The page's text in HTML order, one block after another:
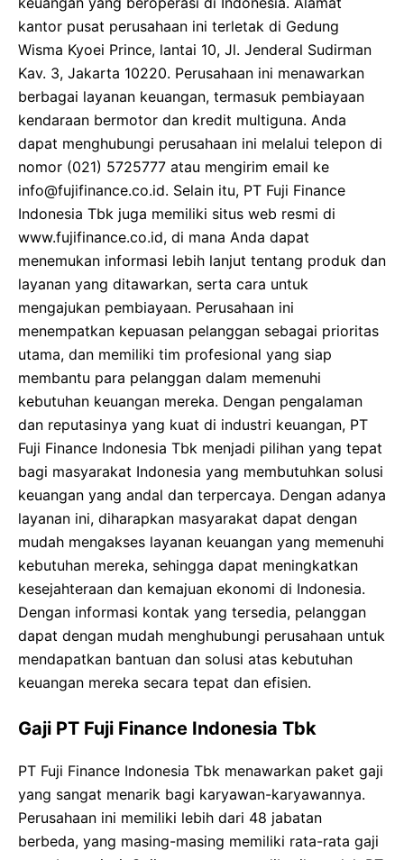
kantor pusat perusahaan ini terletak di Gedung
Wisma Kyoei Prince, lantai 10, Jl. Jenderal Sudirman
Kav. 3, Jakarta 10220. Perusahaan ini menawarkan
berbagai layanan keuangan, termasuk pembiayaan
kendaraan bermotor dan kredit multiguna. Anda
dapat menghubungi perusahaan ini melalui telepon di
nomor (021) 5725777 atau mengirim email ke
info@fujifinance.co.id. Selain itu, PT Fuji Finance
Indonesia Tbk juga memiliki situs web resmi di
www.fujifinance.co.id, di mana Anda dapat
menemukan informasi lebih lanjut tentang produk dan
layanan yang ditawarkan, serta cara untuk
mengajukan pembiayaan. Perusahaan ini
menempatkan kepuasan pelanggan sebagai prioritas
utama, dan memiliki tim profesional yang siap
membantu para pelanggan dalam memenuhi
kebutuhan keuangan mereka. Dengan pengalaman
dan reputasinya yang kuat di industri keuangan, PT
Fuji Finance Indonesia Tbk menjadi pilihan yang tepat
bagi masyarakat Indonesia yang membutuhkan solusi
keuangan yang andal dan terpercaya. Dengan adanya
layanan ini, diharapkan masyarakat dapat dengan
mudah mengakses layanan keuangan yang memenuhi
kebutuhan mereka, sehingga dapat meningkatkan
kesejahteraan dan kemajuan ekonomi di Indonesia.
Dengan informasi kontak yang tersedia, pelanggan
dapat dengan mudah menghubungi perusahaan untuk
mendapatkan bantuan dan solusi atas kebutuhan
keuangan mereka secara tepat dan efisien.
Gaji PT Fuji Finance Indonesia Tbk
PT Fuji Finance Indonesia Tbk menawarkan paket gaji
yang sangat menarik bagi karyawan-karyawannya.
Perusahaan ini memiliki lebih dari 48 jabatan
berbeda, yang masing-masing memiliki rata-rata gaji